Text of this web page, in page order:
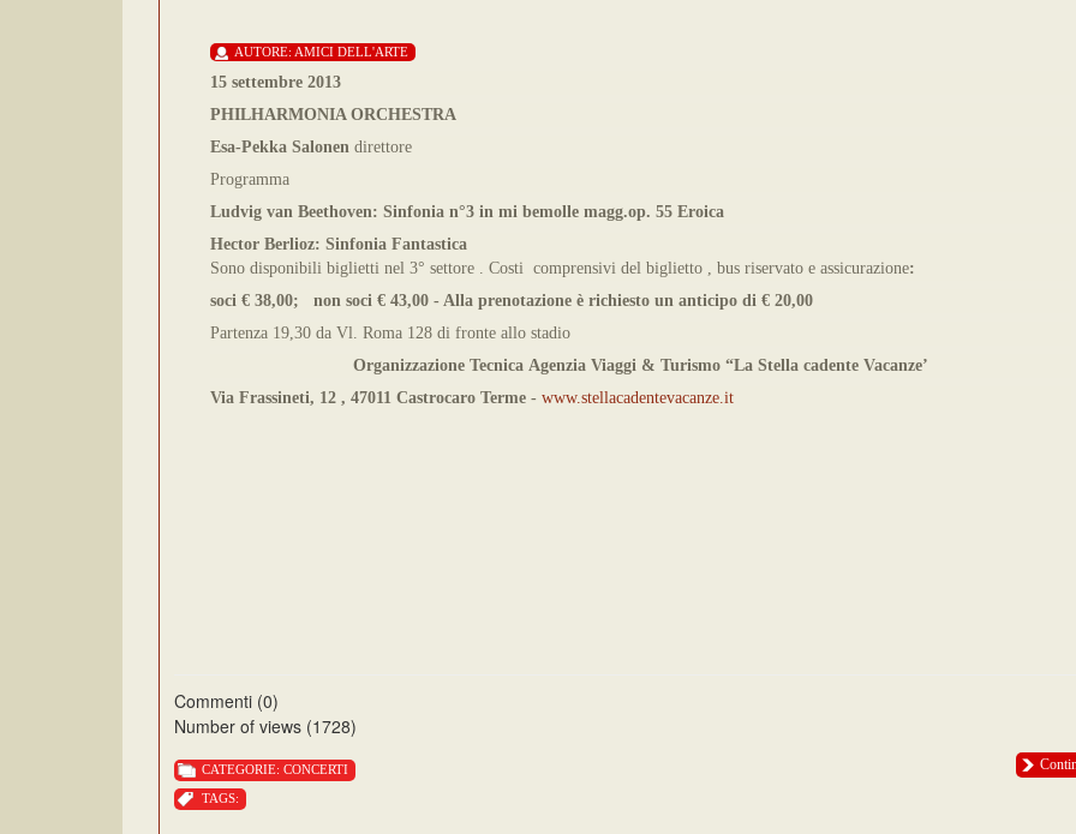
AUTORE: AMICI DELL'ARTE
15 settembre 2013
PHILHARMONIA ORCHESTRA
Esa-Pekka Salonen direttore
Programma
Ludvig van Beethoven: Sinfonia n°3 in mi bemolle magg.op. 55 Eroica
Hector Berlioz: Sinfonia Fantastica
Sono disponibili biglietti nel 3° settore . Costi comprensivi del biglietto , bus riservato e assicurazione:
soci € 38,00; non soci € 43,00 - Alla prenotazione è richiesto un anticipo di € 20,00
Partenza 19,30 da Vl. Roma 128 di fronte allo stadio
Organizzazione TecnicaAgenzia Viaggi & Turismo “La Stella cadente Vacanze’
Via Frassineti, 12 , 47011 Castrocaro Terme - www.stellacadentevacanze.it
Commenti (0)
Number of views (1728)
CATEGORIE: CONCERTI
TAGS: